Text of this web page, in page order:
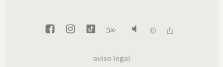
5∞
aviso legal